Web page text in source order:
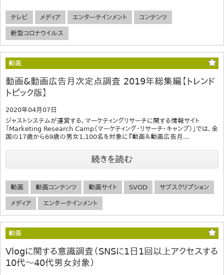
テレビ メディア エンターテインメント コンテンツ
新型コロナウイルス
動画
動画&動画広告月次定点調査 2019年総集編【トレンド
トピック版】
2020年04月07日
ジャストシステムが運営する、マーケティングリサーチに関する情報サイト
「Marketing Research Camp（マーケティング・リサーチ・キャンプ）」では、全
国の17歳から69歳の男女1,100名を対象に『動画＆動画広告月...
続きを読む
動画 動画コンテンツ 動画サイト SVOD サブスクリプション
メディア エンターテインメント
動画
Vlogに関する意識調査（SNSに1日1回以上アクセスする
10代～40代男女対象）